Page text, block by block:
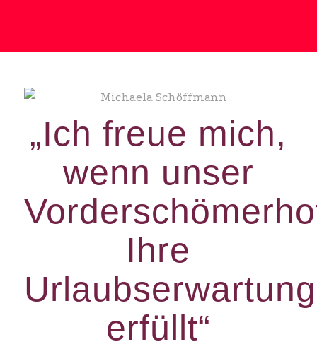
„Ich freue mich,
wenn unser
Ihre
erfüllt“